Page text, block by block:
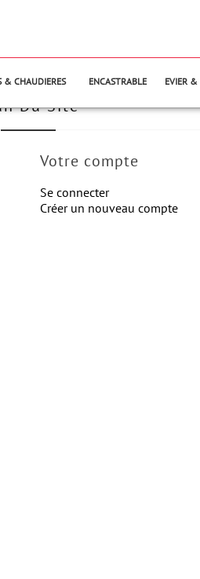
& CHAUDIERES ENCASTRABLE EVIER &
Du Site
Votre compte
Se connecter
Créer un nouveau compte